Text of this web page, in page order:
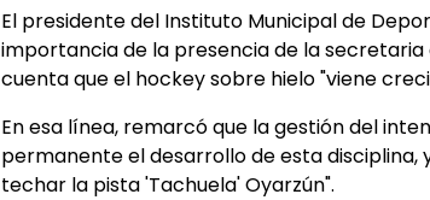
El presidente del Instituto Municipal de
importancia de la presencia de la
cuenta que el hockey sobre hielo "viene
En esa línea, remarcó que la gestión del
permanente el desarrollo de esta
techar la pista 'Tachuela' Oyarzún".